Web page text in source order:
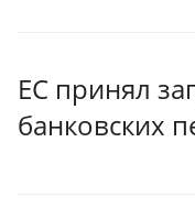
ЕС принял
банковских